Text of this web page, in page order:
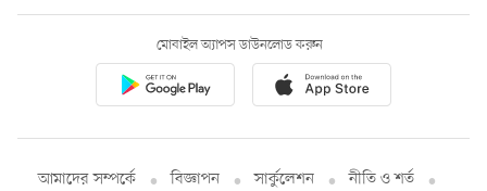
মোবাইল অ্যাপস ডাউনলোড করুন
আমাদের সম্পর্কে বিজ্ঞাপন সার্কুলেশন
নীতি ও শর্ত